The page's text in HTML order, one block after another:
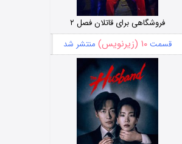
فروشگاهی برای قاتلان فصل ۲
قسمت۱۰ (زیرنویس) منتشر شد